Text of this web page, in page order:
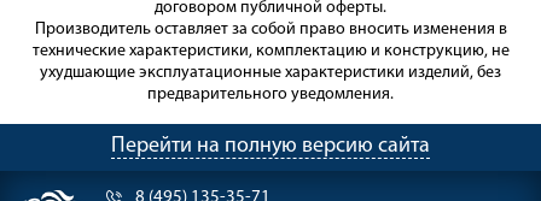
договором публичной оферты.
Производитель оставляет за собой право вносить изменения в
технические характеристики, комплектацию и конструкцию, не
ухудшающие эксплуатационные характеристики изделий, без
предварительного уведомления.
Перейти на полную версию сайта